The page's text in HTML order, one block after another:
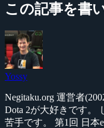
この記事を書
Yossy
Negitaku.org 運営者
Dota 2が大好きです。
苦手です。 第1回 日本